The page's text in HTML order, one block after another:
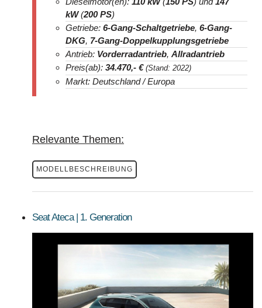
kW(200 PS)
Getriebe: 6-Gang-Schaltgetriebe, 6-Gang-
DKG, 7-Gang-Doppelkupplungsgetriebe
Antrieb: Vorderradantrieb, Allradantrieb
Preis(ab): 34.470,- € (Stand: 2022)
Markt: Deutschland / Europa
Relevante Themen:
MODELLBESCHREIBUNG
Seat Ateca | 1. Generation